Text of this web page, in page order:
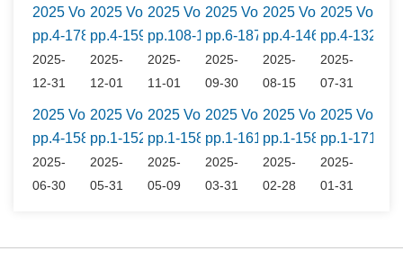
2025 Vol.0 No.12
pp.4-178
2025-
12-31
2025 Vol.0 No.11
pp.4-159
2025-
12-01
2025 Vol.0 No.10
pp.108-171
2025-
11-01
2025 Vol.0 No.9
pp.6-187
2025-
09-30
2025 Vol.0 No.8
pp.4-146
2025-
08-15
2025 Vol.0
pp.4-132
2025-
07-31
2025 Vol.0 No.6
pp.4-158
2025-
06-30
2025 Vol.0 No.5
pp.1-152
2025-
05-31
2025 Vol.0 No.4
pp.1-158
2025-
05-09
2025 Vol.0 No.3
pp.1-161
2025-
03-31
2025 Vol.0 No.2
pp.1-158
2025-
02-28
2025 Vol.0
pp.1-171
2025-
01-31